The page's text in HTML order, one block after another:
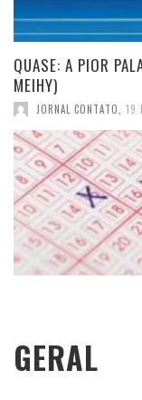
QUASE: A PIOR
MEIHY)
JORNAL CONTATO, 19
GERAL